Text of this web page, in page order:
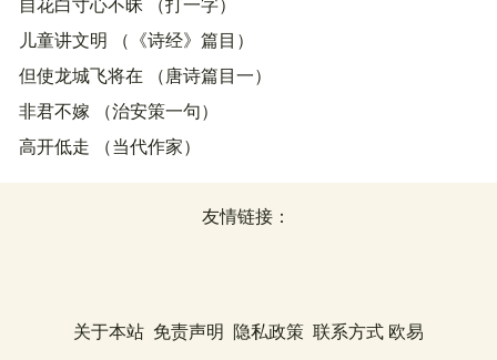
儿童讲文明 （《诗经》篇目）
但使龙城飞将在 （唐诗篇目一）
非君不嫁 （治安策一句）
高开低走 （当代作家）
友情链接：
关于本站 免责声明 隐私政策 联系方式 欧易